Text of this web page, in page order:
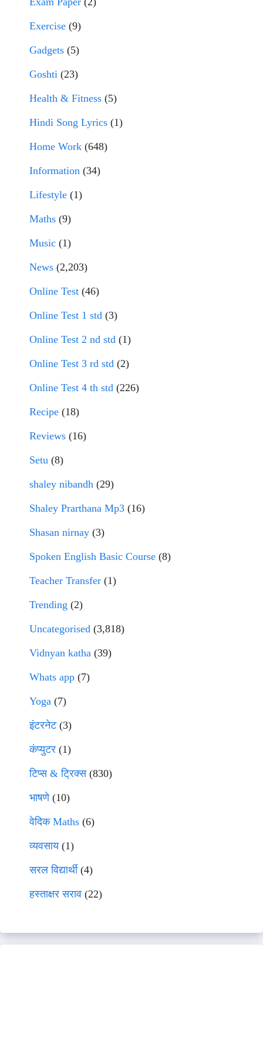
Exercise (9)
Gadgets (5)
Goshti (23)
Health & Fitness (5)
Hindi Song Lyrics (1)
Home Work (648)
Information (34)
Lifestyle (1)
Maths (9)
Music (1)
News (2,203)
Online Test (46)
Online Test 1 std (3)
Online Test 2 nd std (1)
Online Test 3 rd std (2)
Online Test 4 th std (226)
Recipe (18)
Reviews (16)
Setu (8)
shaley nibandh (29)
Shaley Prarthana Mp3 (16)
Shasan nirnay (3)
Spoken English Basic Course (8)
Teacher Transfer (1)
Trending (2)
Uncategorised (3,818)
Vidnyan katha (39)
Whats app (7)
Yoga (7)
इंटरनेट(3)
कंप्युटर (1)
टिप्स & ट्रिक्स(830)
भाषणे(10)
वेदिक Maths (6)
व्यवसाय(1)
सरल विद्यार्थी(4)
हस्ताक्षर सराव (22)